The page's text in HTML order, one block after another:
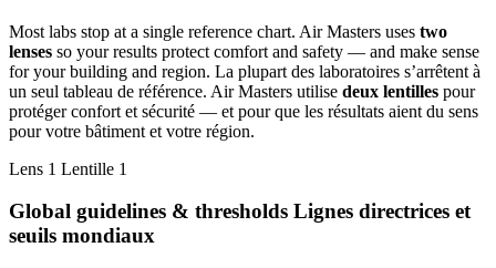
Most labs stop at a single reference chart. Air Masters uses two
lenses so your results protect comfort and safety — and make sense
for your building and region. La plupart des laboratoires s’arrêtent à
un seul tableau de référence. Air Masters utilise deux lentilles pour
protéger confort et sécurité — et pour que les résultats aient du sens
pour votre bâtiment et votre région.
Lens 1 Lentille 1
Global guidelines & thresholds Lignes directrices et
seuils mondiaux